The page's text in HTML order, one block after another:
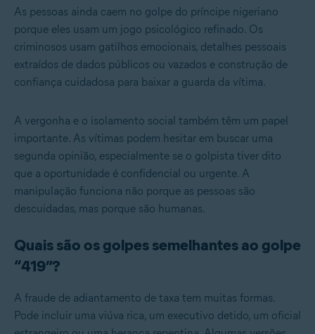
As pessoas ainda caem no golpe do príncipe nigeriano
porque eles usam um jogo psicológico refinado. Os
criminosos usam gatilhos emocionais, detalhes pessoais
extraídos de dados públicos ou vazados e construção de
confiança cuidadosa para baixar a guarda da vítima.
A vergonha e o isolamento social também têm um papel
importante. As vítimas podem hesitar em buscar uma
segunda opinião, especialmente se o golpista tiver dito
que a oportunidade é confidencial ou urgente. A
manipulação funciona não porque as pessoas são
descuidadas, mas porque são humanas.
Quais são os golpes semelhantes ao golpe
“419”?
A fraude de adiantamento de taxa tem muitas formas.
Pode incluir uma viúva rica, um executivo detido, um oficial